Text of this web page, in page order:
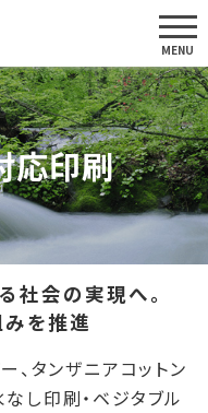
応印刷
社会の実現へ。
みを推進
タンザニアコットン
し印刷・ベジタブル